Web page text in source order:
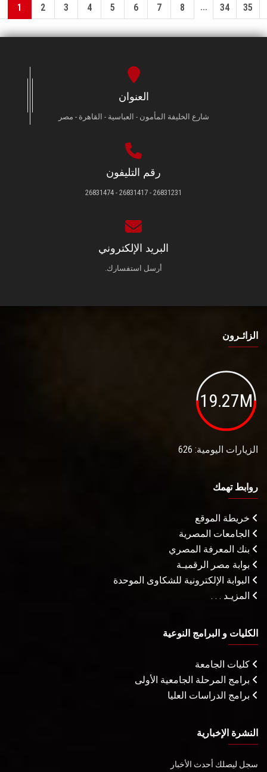
1 2 3 4 5 6 7 8 ... 34 35
العنوان
شارع الخليفة المأمون - العباسية - القاهرة - مصر
رقم التليفون
26831231 - 26831417 - 26831474
البريد الإلكتروني
أرسل استفسارك.
الزائـرون
19.27M
الزيارات اليومية: 626
روابط تهمك
خريطة الموقع
الجامعات المصرية
بنك المعرفة المصري
بوابة مصر الرقميـة
البوابة الإلكترونية للشكاوى الموحدة
المزيـد . . .
الكليات و البرامج النوعية
كليات الجامعة
برامج المرحلة الجامعية الأولى
برامج الدراسات العليا
النشرة الإخبارية
سجل ليصلك أحدث الأخبار